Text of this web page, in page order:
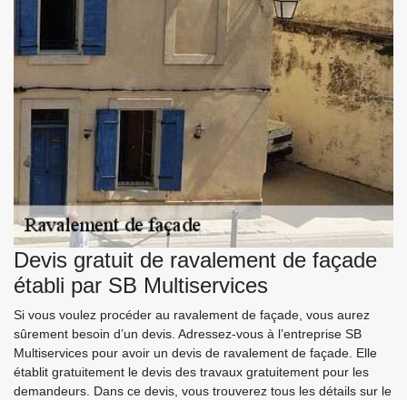
Devis gratuit de ravalement de façade
établi par SB Multiservices
Si vous voulez procéder au ravalement de façade, vous aurez
sûrement besoin d’un devis. Adressez-vous à l’entreprise SB
Multiservices pour avoir un devis de ravalement de façade. Elle
établit gratuitement le devis des travaux gratuitement pour les
demandeurs. Dans ce devis, vous trouverez tous les détails sur le